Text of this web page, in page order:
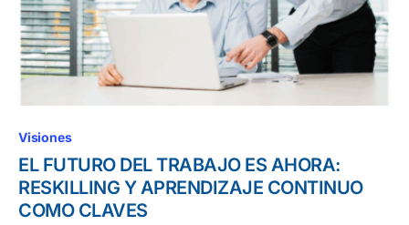
Visiones
EL FUTURO DEL TRABAJO ES AHORA:
RESKILLING Y APRENDIZAJE CONTINUO
COMO CLAVES